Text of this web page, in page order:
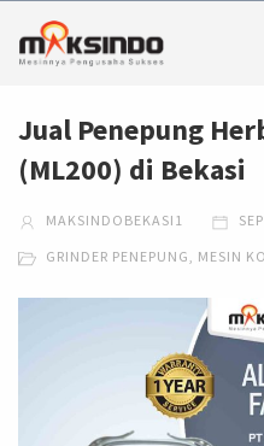
Jual Penepung
(ML200) di Bekasi
MAKSINDOBEKASI1
GRINDER PENEPUNG, MESIN